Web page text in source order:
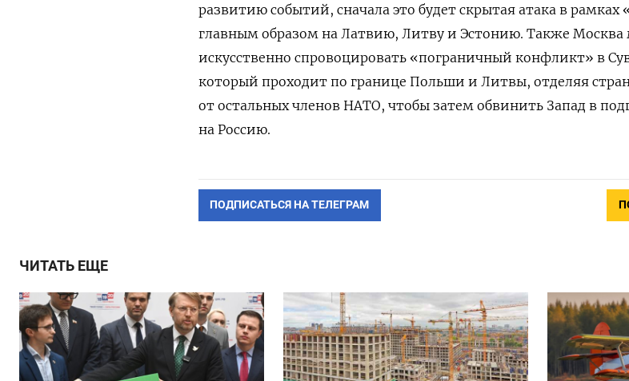
развитию событий, сначала это будет скрытая атака в
главным образом на Латвию, Литву и Эстонию. Также
искусственно спровоцировать «пограничный конфликт» в
который проходит по границе Польши и Литвы, отделяя
от остальных членов НАТО, чтобы затем обвинить Запад в
на Россию.
ПОДПИСАТЬСЯ НА ТЕЛЕГРАМ
ЧИТАТЬ ЕЩЕ